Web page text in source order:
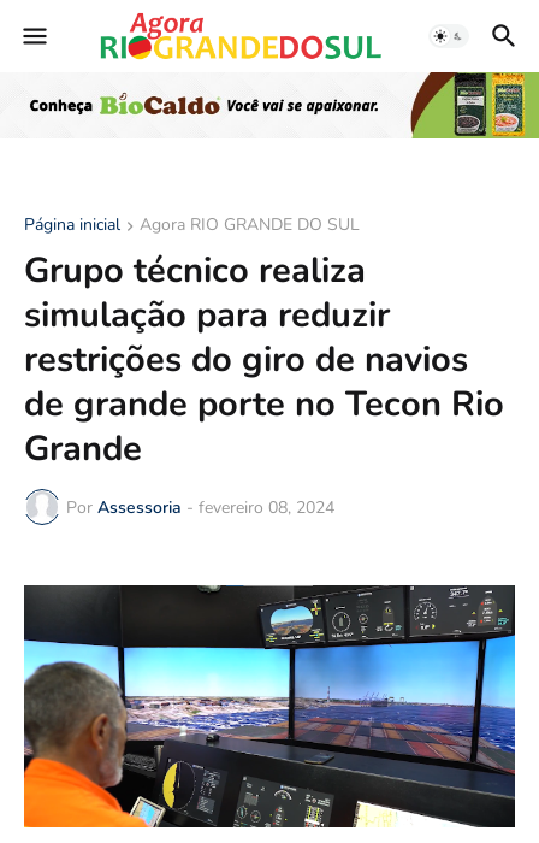
Página inicial Agora RIO GRANDE DO SUL
Grupo técnico realiza
simulação para reduzir
restrições do giro de navios
de grande porte no Tecon Rio
Grande
Por Assessoria - fevereiro 08, 2024